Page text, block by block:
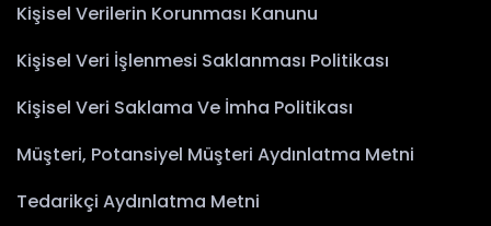
Kişisel Verilerin Korunması Kanunu
Kişisel Veri İşlenmesi Saklanması Politikası
Kişisel Veri Saklama Ve İmha Politikası
Müşteri, Potansiyel Müşteri Aydınlatma Metni
Tedarikçi Aydınlatma Metni